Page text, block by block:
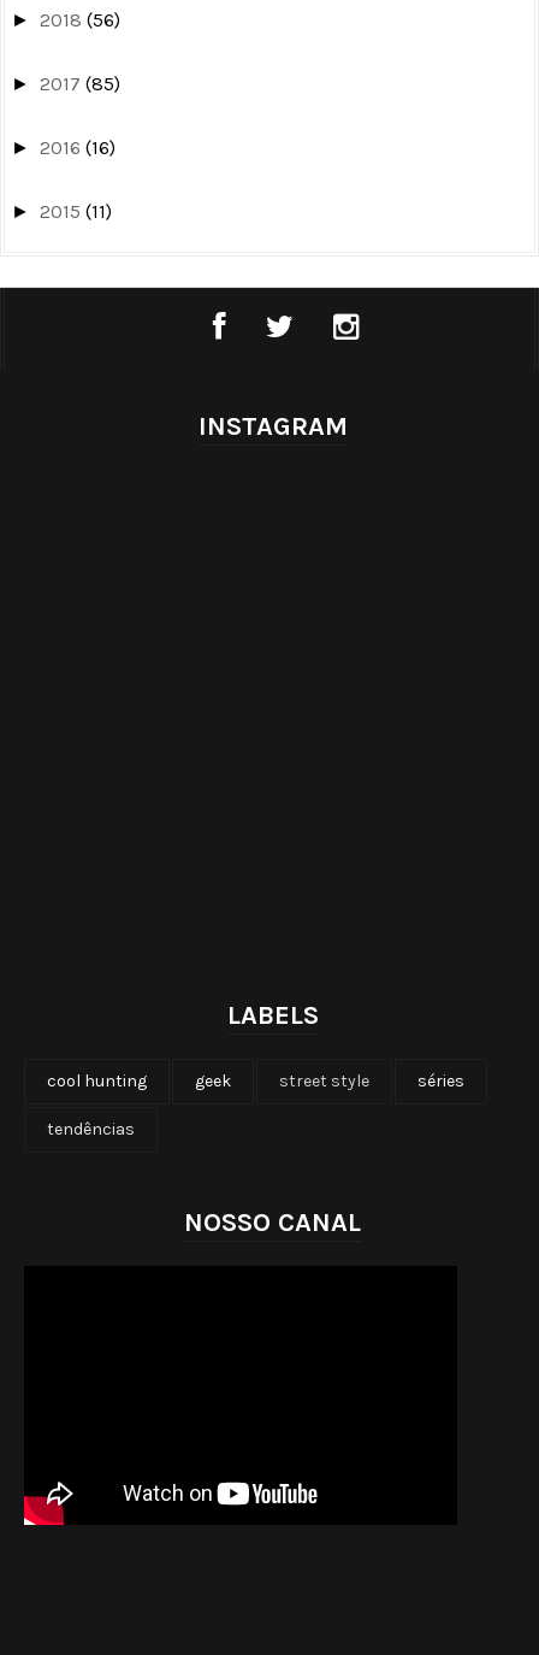
► 2018 (56)
► 2017 (85)
► 2016 (16)
► 2015 (11)
INSTAGRAM
LABELS
cool hunting geek street style séries
tendências
NOSSO CANAL